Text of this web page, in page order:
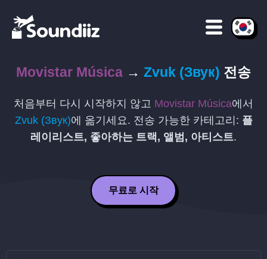
Movistar Música → Zvuk (Звук) 전송
처음부터 다시 시작하지 않고 Movistar Música에서
Zvuk (Звук)에 옮기세요. 전송 가능한 카테고리: 플
레이리스트, 좋아하는 트랙, 앨범, 아티스트.
무료로 시작